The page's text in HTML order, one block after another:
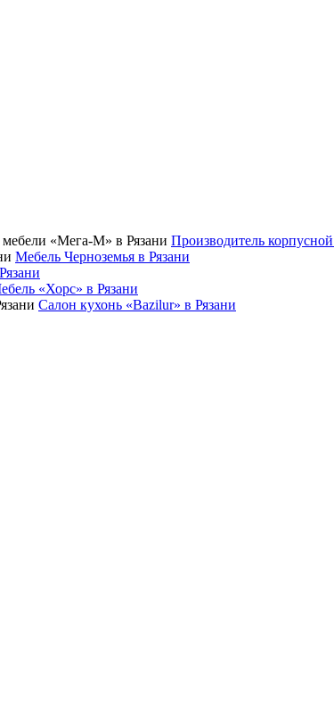
Производитель
Мебель Черноземья в Рязани
«Хорс» в Рязани
Салон кухонь «Bazilur» в Рязани